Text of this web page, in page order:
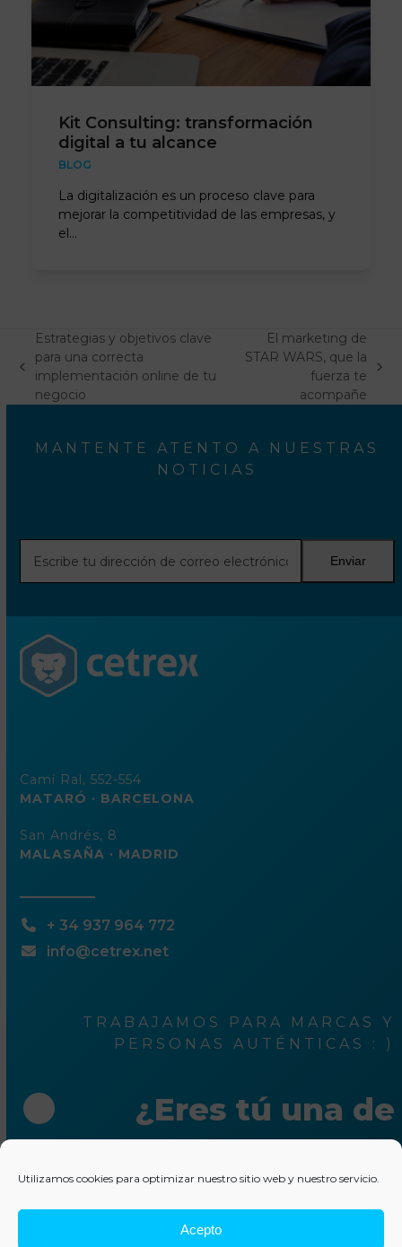
Utilizamos cookies para optimizar nuestro sitio web y nuestro servicio.
Acepto
Kit Consulting: transformación
digital a tu alcance
BLOG
La digitalización es un proceso clave para
mejorar la competitividad de las empresas, y
el…
previous
post:
Estrategias y objetivos clave
para una correcta
implementación online de tu
negocio
El marketing de
STAR WARS, que la
fuerza te
acompañe
MANTENTE ATENTO A NUESTRAS
NOTICIAS
dirección
electrónico
Enviar
Camí Ral, 552-554
MATARÓ · BARCELONA
San Andrés, 8
MALASAÑA · MADRID
+ 34 937 964 772
info@cetrex.net
TRABAJAMOS PARA MARCAS Y
PERSONAS AUTÉNTICAS : )
¿Eres tú una de